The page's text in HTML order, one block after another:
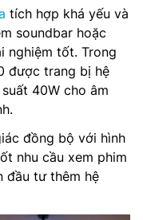
tích hợp khá yếu và
soundbar hoặc
nghiệm tốt. Trong
được trang bị hệ
40W cho âm
đồng bộ với hình
nhu cầu xem phim
đầu tư thêm hệ